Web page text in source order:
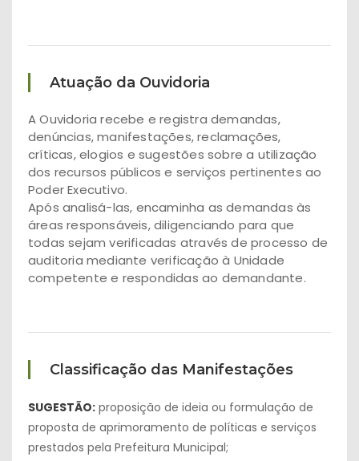
Atuação da Ouvidoria
A Ouvidoria recebe e registra demandas,
denúncias, manifestações, reclamações,
críticas, elogios e sugestões sobre a utilização
dos recursos públicos e serviços pertinentes ao
Poder Executivo.
Após analisá-las, encaminha as demandas às
áreas responsáveis, diligenciando para que
todas sejam verificadas através de processo de
auditoria mediante verificação à Unidade
competente e respondidas ao demandante.
Classificação das Manifestações
SUGESTÃO: proposição de ideia ou formulação de
proposta de aprimoramento de políticas e serviços
prestados pela Prefeitura Municipal;